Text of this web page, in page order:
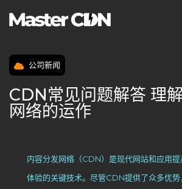
CDN常见问题解答 理
网络的运作
公司新闻
内容分发网络（CDN）是现代网站和应用
体验的关键技术。尽管CDN提供了众多优